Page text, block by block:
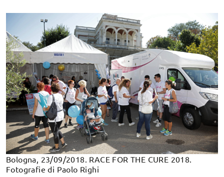
Bologna, 23/09/2018. RACE FOR THE CURE 2018.
Fotografie di Paolo Righi